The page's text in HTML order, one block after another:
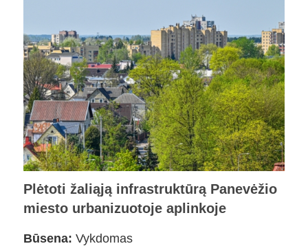
Plėtoti žaliąją infrastruktūrą Panevėžio
miesto urbanizuotoje aplinkoje
Būsena: Vykdomas